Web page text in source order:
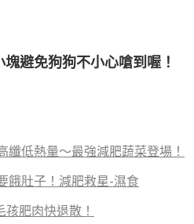
避免狗狗不小心嗆到喔！
纖低熱量～最強減肥蔬菜登場！
餓肚子！減肥救星-濕食
孩肥肉快退散！